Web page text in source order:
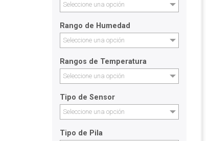
Seleccione una opción
Rango de Humedad
Seleccione una opción
Rangos de Temperatura
Seleccione una opción
Tipo de Sensor
Seleccione una opción
Tipo de Pila